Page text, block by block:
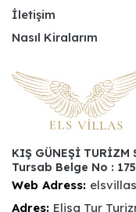
İletişim
Nasıl Kiralarım
KIŞ GÜNEŞİ TURİZM
Tursab Belge No :
Web Adress:
Adres: Elisa Tur